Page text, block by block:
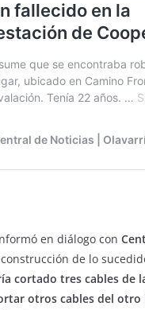
en diálogo con
de lo
cortado tres cables de
otros cables del otro